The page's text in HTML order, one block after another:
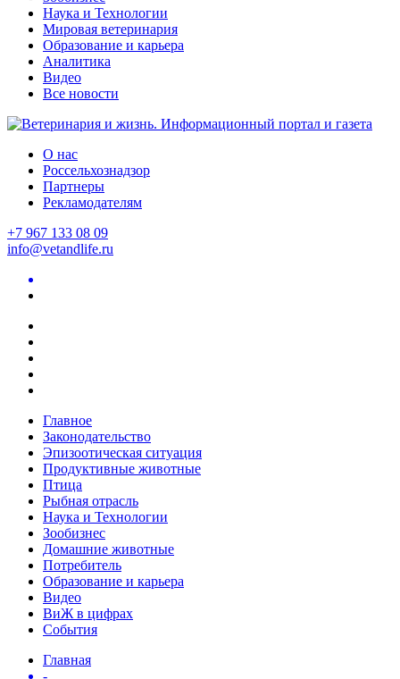
Наука и Технологии
Мировая ветеринария
Образование и карьера
Аналитика
Видео
Все новости
О нас
Россельхознадзор
Партнеры
Рекламодателям
+7 967 133 08 09
info@vetandlife.ru
Главное
Законодательство
Эпизоотическая ситуация
Продуктивные животные
Птица
Рыбная отрасль
Наука и Технологии
Зообизнес
Домашние животные
Потребитель
Образование и карьера
Видео
ВиЖ в цифрах
События
Главная
-